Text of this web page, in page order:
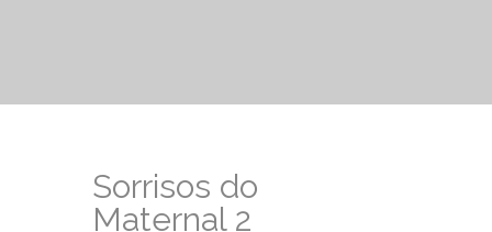
Sorrisos do
Maternal 2